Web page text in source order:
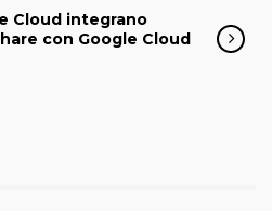
Cloud integrano
con Google Cloud